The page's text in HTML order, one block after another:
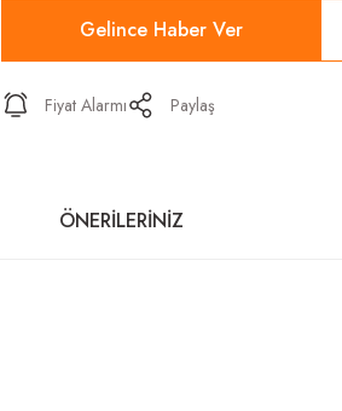
Gelince Haber Ver
Fiyat Alarmı Paylaş
ÖNERİLERİNİZ